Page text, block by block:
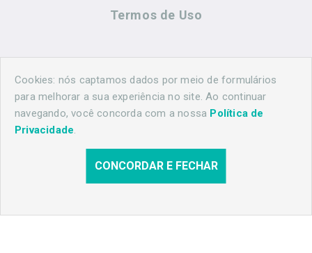
Termos de Uso
Contato
(44) 99883-8883
Cookies: nós captamos dados por meio de formulários
para melhorar a sua experiência no site. Ao continuar
navegando, você concorda com a nossa Política de
Privacidade.
CONCORDAR E FECHAR